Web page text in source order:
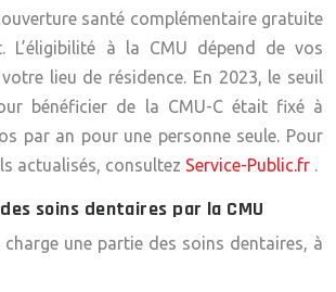
santé complémentaire gratuite
L’éligibilité à la CMU dépend de vos
lieu de résidence. En 2023, le seuil
bénéficier de la CMU-C était fixé à
par an pour une personne seule. Pour
actualisés, consultez Service-Public.fr .
soins dentaires par la CMU
charge une partie des soins dentaires, à